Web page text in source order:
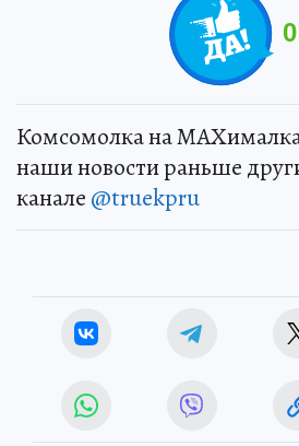
0
Комсомолка на
наши новости раньше
канале @truekpru